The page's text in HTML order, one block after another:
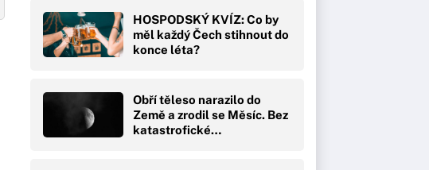
HOSPODSKÝ KVÍZ: Co by
měl každý Čech stihnout do
konce léta?
Obří těleso narazilo do
Země a zrodil se Měsíc. Bez
katastrofické…